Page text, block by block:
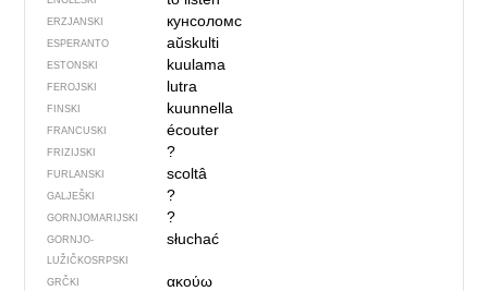
ERZJANSKI кунсоломс
ESPERANTO aŭskulti
ESTONSKI kuulama
FEROJSKI lutra
FINSKI kuunnella
FRANCUSKI écouter
FRIZIJSKI ?
FURLANSKI scoltâ
GALJEŠKI ?
GORNJOMARIJSKI ?
GORNJO­
LUŽIČKOSRPSKI
słuchać
GRČKI ακούω